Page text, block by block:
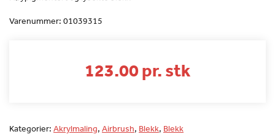
Varenummer: 01039315
123.00 pr. stk
Kategorier: Akrylmaling, Airbrush, Blekk, Blekk